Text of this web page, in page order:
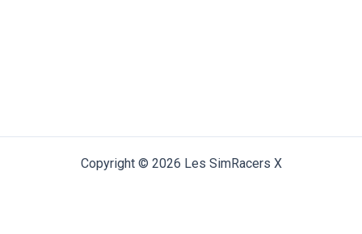
Copyright © 2026 Les SimRacers X